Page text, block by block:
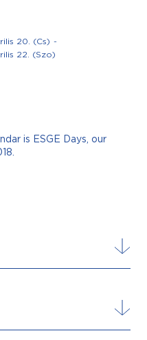
20. (Cs) -
22. (Szo)
is ESGE Days, our